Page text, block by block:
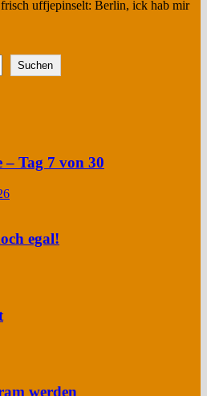
uffjepinselt: Berlin, ick hab mir
Suchen
Tag 7 von 30
egal!
werden